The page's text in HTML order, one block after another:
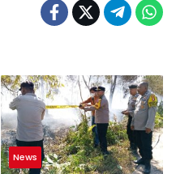
News